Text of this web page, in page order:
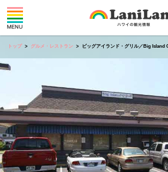
トップ グルメ・レストラン ビッグアイランド・グリル／Big Island